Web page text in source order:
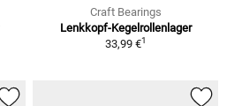
Craft Bearings
Lenkkopf-Kegelrollenlager
33,99 €1